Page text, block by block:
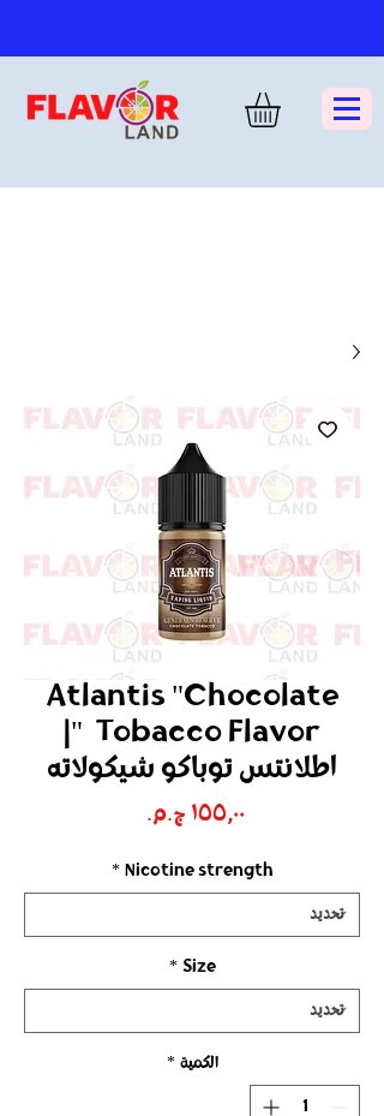
Atlantis "Chocolate
Tobacco Flavor "|
اطلانتس توباكو شيكولاته
‏١٥٥٫٠٠ ج.م.‏
Nicotine strength
*
Size
*
الكمية *